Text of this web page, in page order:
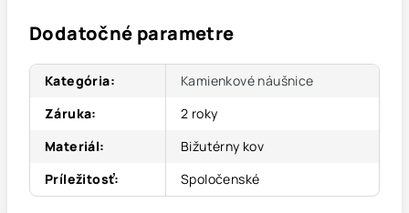
Dodatočné parametre
Kategória:
Kamienkové náušnice
Záruka:
2 roky
Materiál:
Bižutérny kov
Príležitosť: Spoločenské